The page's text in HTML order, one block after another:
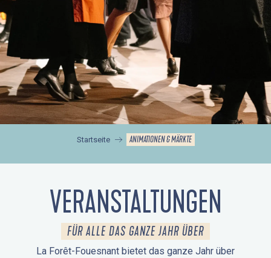
Startseite ANIMATIONEN & MÄRKTE
VERANSTALTUNGEN
FÜR ALLE DAS GANZE JAHR ÜBER
La Forêt-Fouesnant bietet das ganze Jahr über